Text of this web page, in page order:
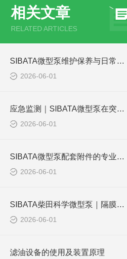
相关文章
RELATED ARTICLES
SIBATA微型泵维护保养与日常校准指南
2026-06-01
应急监测｜SIBATA微型泵在突发环境污染中的应用
2026-06-01
SIBATA微型泵配套附件的专业选型指南
2026-06-01
SIBATA柴田科学微型泵｜隔膜式设计的技术原理与采样优势
2026-06-01
滤油设备的使用及装置原理